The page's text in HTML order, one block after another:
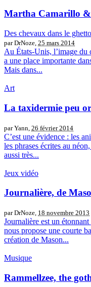
Martha Camarillo &
Des chevaux dans le ghetto
par DrNoze, 25 mars 2014
Au États-Unis, l’image du
a une place importante
Mais dans...
Art
La taxidermie peu
par Yann, 26 février 2014
C’est une évidence : les
les phrases écrites au
aussi très...
Jeux vidéo
Journalière, de
par DrNoze, 18 novembre 2013
Journalière est un
nous propose une courte
création de Mason...
Musique
Rammellzee, the